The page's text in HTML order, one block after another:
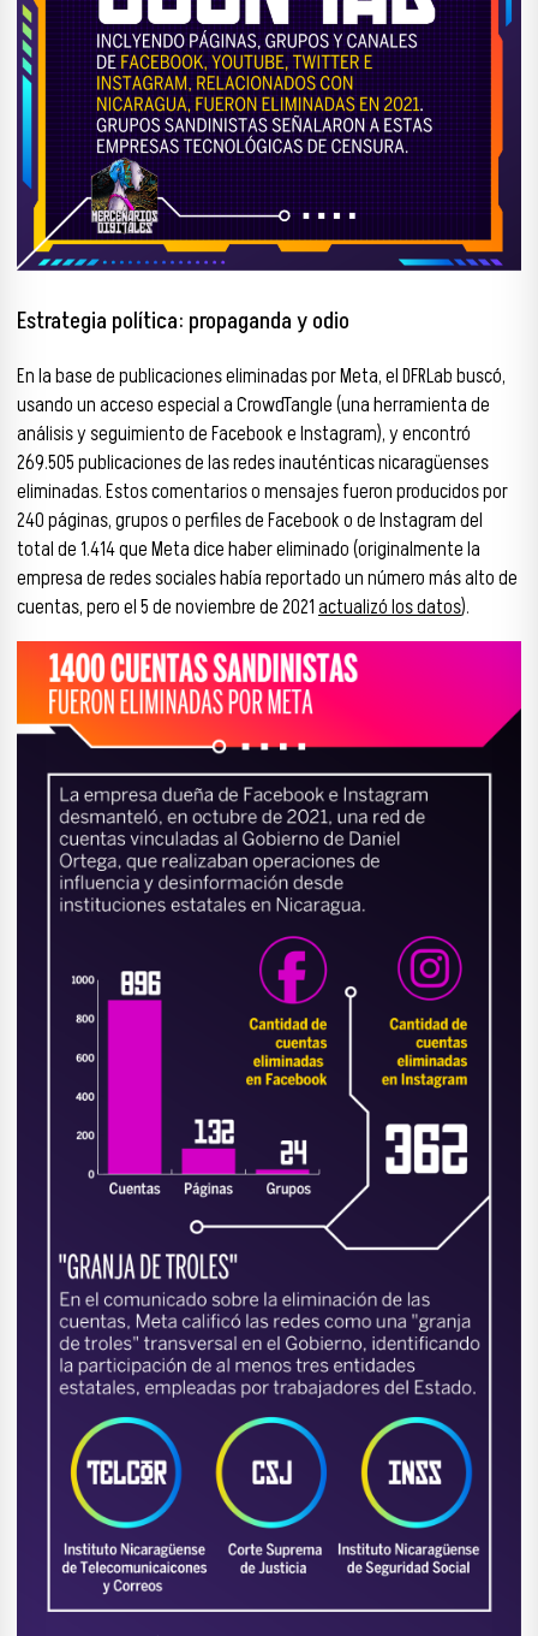
Estrategia política: propaganda y odio
En la base de publicaciones eliminadas por Meta, el DFRLab buscó,
usando un acceso especial a CrowdTangle (una herramienta de
análisis y seguimiento de Facebook e Instagram), y encontró
269.505 publicaciones de las redes inauténticas nicaragüenses
eliminadas. Estos comentarios o mensajes fueron producidos por
240 páginas, grupos o perfiles de Facebook o de Instagram del
total de 1.414 que Meta dice haber eliminado (originalmente la
empresa de redes sociales había reportado un número más alto de
cuentas, pero el 5 de noviembre de 2021actualizó los datos).